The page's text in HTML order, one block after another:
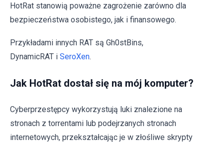
HotRat stanowią poważne zagrożenie zarówno dla
bezpieczeństwa osobistego, jak i finansowego.
Przykładami innych RAT są Gh0stBins,
DynamicRAT i SeroXen.
Jak HotRat dostał się na mój komputer?
Cyberprzestępcy wykorzystują luki znalezione na
stronach z torrentami lub podejrzanych stronach
internetowych, przekształcając je w złośliwe skrypty